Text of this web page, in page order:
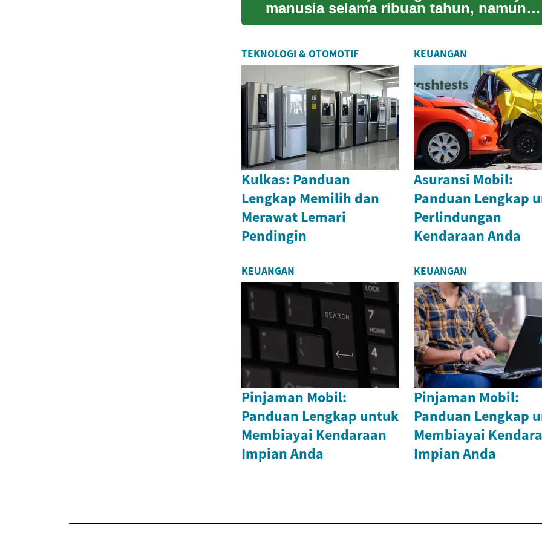
manusia selama ribuan tahun, namun
tidak semua orang ingin
TEKNOLOGI & OTOMOTIF
Kulkas: Panduan
Lengkap Memilih dan
Merawat Lemari
Pendingin
KEUANGAN
Asuransi Mobil:
Panduan Lengkap
Perlindungan
Kendaraan Anda
KEUANGAN
Pinjaman Mobil:
Panduan Lengkap untuk
Membiayai Kendaraan
Impian Anda
KEUANGAN
Pinjaman Mobil:
Panduan Lengkap
Membiayai
Impian Anda